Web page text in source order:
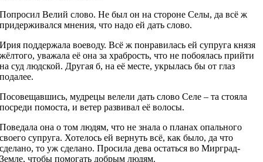
Попросил Велий слово. Не был он на стороне Селы, да всё ж
придерживался мнения, что надо ей дать слово.
Ирия поддержала воеводу. Всё ж понравилась ей супруга князя
жёлтого, уважала её она за храбрость, что не побоялась прийти
на суд людской. Другая б, на её месте, укрылась бы от глаз
подалее.
Посовещавшись, мудрецы велели дать слово Селе – та стояла
посреди помоста, и ветер развивал её волосы.
Поведала она о том людям, что не знала о планах опального
своего супруга. Хотелось ей вернуть всё, как было, да что
сделано, то уж сделано. Просила дева остаться во Мирград-
Земле, чтобы помогать добрым людям.